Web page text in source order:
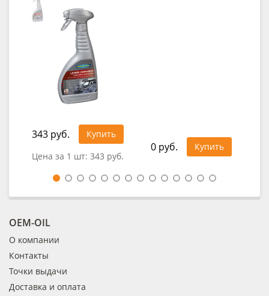
343 руб.
Купить
Цена за 1 шт: 343 руб.
0 руб. Купить
OEM-OIL
О компании
Контакты
Точки выдачи
Доставка и оплата